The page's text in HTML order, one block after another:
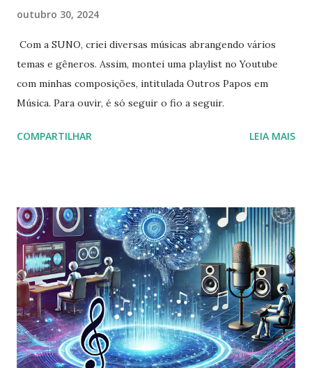
outubro 30, 2024
Com a SUNO, criei diversas músicas abrangendo vários
temas e gêneros. Assim, montei uma playlist no Youtube
com minhas composições, intitulada Outros Papos em
Música. Para ouvir, é só seguir o fio a seguir.
COMPARTILHAR LEIA MAIS